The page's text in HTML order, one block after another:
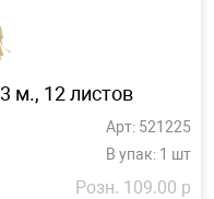
м., 12 листов
Арт: 521225
В упак: 1 шт
Розн. 109.00 р